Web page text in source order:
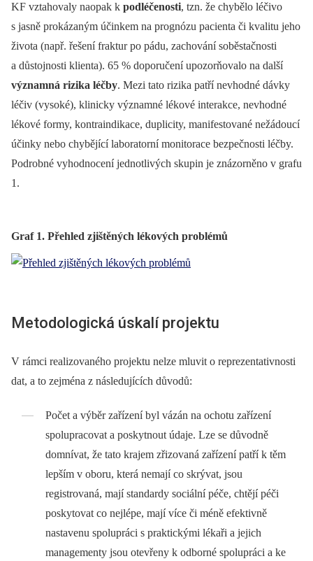
KF vztahovaly naopak k podléčenosti, tzn. že chybělo léčivo
s jasně prokázaným účinkem na prognózu pacienta či kvalitu jeho
života (např. řešení fraktur po pádu, zachování soběstačnosti
a důstojnosti klienta). 65 % doporučení upozorňovalo na další
významná rizika léčby. Mezi tato rizika patří nevhodné dávky
léčiv (vysoké), klinicky významné lékové interakce, nevhodné
lékové formy, kontraindikace, duplicity, manifestované nežádoucí
účinky nebo chybějící laboratorní monitorace bezpečnosti léčby.
Podrobné vyhodnocení jednotlivých skupin je znázorněno v grafu
1.
Graf 1. Přehled zjištěných lékových problémů
Metodologická úskalí projektu
V rámci realizovaného projektu nelze mluvit o reprezentativnosti
dat, a to zejména z následujících důvodů:
Počet a výběr zařízení byl vázán na ochotu zařízení
spolupracovat a poskytnout údaje. Lze se důvodně
domnívat, že tato krajem zřizovaná zařízení patří k těm
lepším v oboru, která nemají co skrývat, jsou
registrovaná, mají standardy sociální péče, chtějí péči
poskytovat co nejlépe, mají více či méně efektivně
nastavenu spolupráci s praktickými lékaři a jejich
managementy jsou otevřeny k odborné spolupráci a ke